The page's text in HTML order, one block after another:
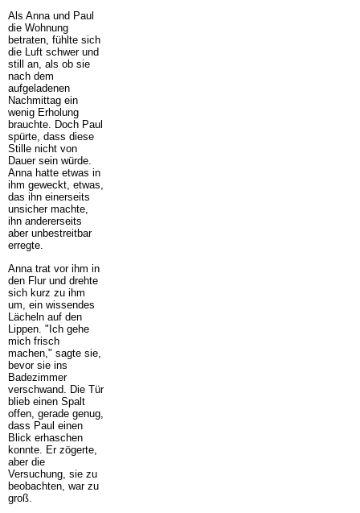
Als Anna und Paul
die Wohnung
betraten, fühlte sich
die Luft schwer und
still an, als ob sie
nach dem
aufgeladenen
Nachmittag ein
wenig Erholung
brauchte. Doch Paul
spürte, dass diese
Stille nicht von
Dauer sein würde.
Anna hatte etwas in
ihm geweckt, etwas,
das ihn einerseits
unsicher machte,
ihn andererseits
aber unbestreitbar
erregte.
Anna trat vor ihm in
den Flur und drehte
sich kurz zu ihm
um, ein wissendes
Lächeln auf den
Lippen. "Ich gehe
mich frisch
machen," sagte sie,
bevor sie ins
Badezimmer
verschwand. Die Tür
blieb einen Spalt
offen, gerade genug,
dass Paul einen
Blick erhaschen
konnte. Er zögerte,
aber die
Versuchung, sie zu
beobachten, war zu
groß.